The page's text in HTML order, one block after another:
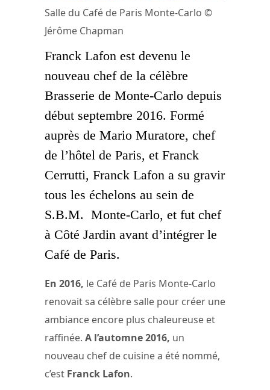
Salle du Café de Paris Monte-Carlo ©
Jérôme Chapman
Franck Lafon est devenu le
nouveau chef de la célèbre
Brasserie de Monte-Carlo depuis
début septembre 2016. Formé
auprès de Mario Muratore, chef
de l’hôtel de Paris, et Franck
Cerrutti, Franck Lafon a su gravir
tous les échelons au sein de
S.B.M. Monte-Carlo, et fut chef
à Côté Jardin avant d’intégrer le
Café de Paris.
En 2016, le Café de Paris Monte-Carlo
renovait sa célèbre salle pour créer une
ambiance encore plus chaleureuse et
raffinée. A l’automne 2016, un
nouveau chef de cuisine a été nommé,
c’est Franck Lafon.